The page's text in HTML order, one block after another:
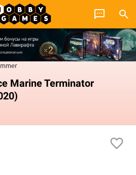
Marine Terminator